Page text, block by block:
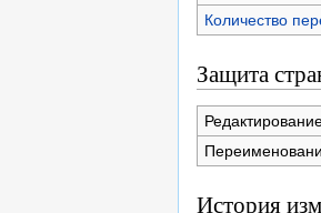
Количество
Защита
История